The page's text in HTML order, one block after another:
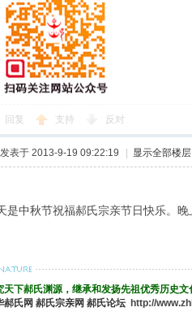
回复 支持 反对
发表于 2013-9-19 09:22:19 显示全部楼层
是中秋节祝福郝氏宗亲节日快乐。
天下郝氏渊源，继承和发扬先祖优秀历史
郝氏网 郝氏宗亲网 郝氏论坛 http://